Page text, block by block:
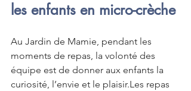
les enfants en micro-crèche
Au Jardin de Mamie, pendant les
moments de repas, la volonté des
équipe est de donner aux enfants la
curiosité, l’envie et le plaisir.Les repas